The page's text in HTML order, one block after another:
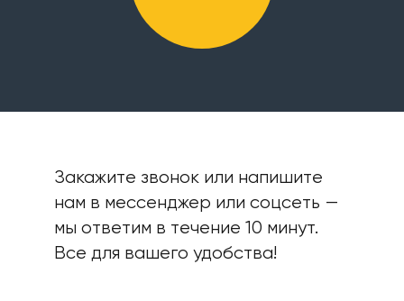
Закажите звонок или напишите
нам в мессенджер или соцсеть —
мы ответим в течение 10 минут.
Все для вашего удобства!